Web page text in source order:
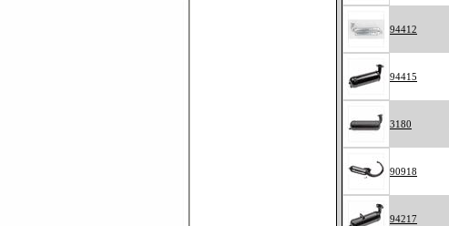
94412
94415
3180
90918
94217